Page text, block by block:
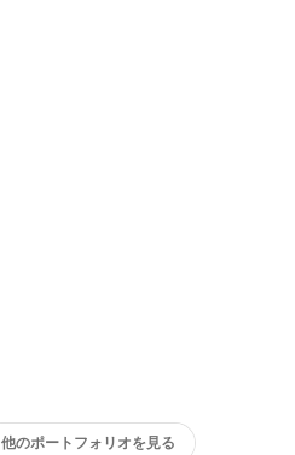
他のポートフォリオを見る